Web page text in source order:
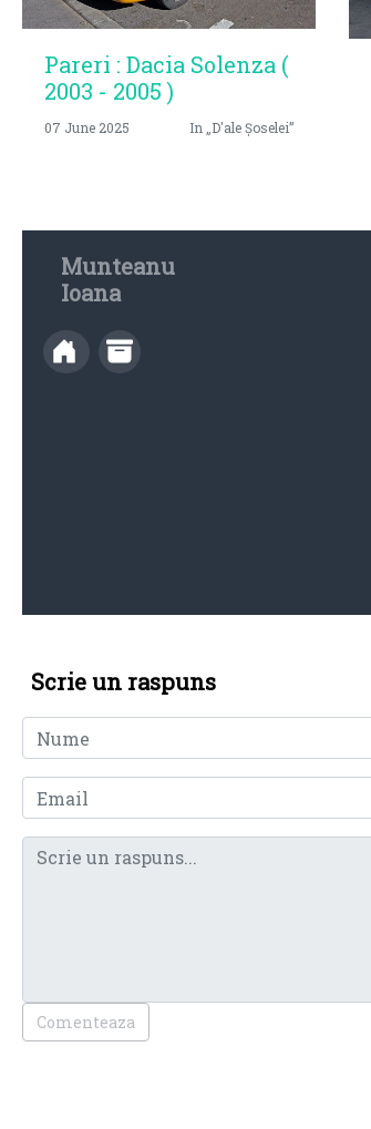
Pareri : Dacia Solenza (
2003 - 2005 )
07 June 2025 In „D'ale Șoselei”
Munteanu
Ioana
Scrie un raspuns
Comenteaza